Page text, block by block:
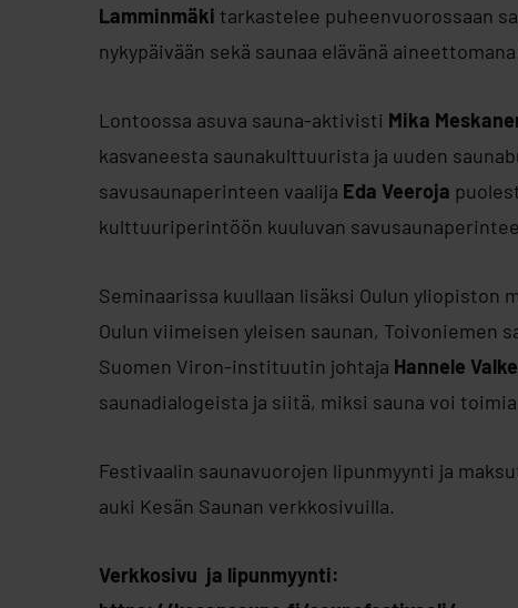
Lamminmäki tarkastelee puheenvuorossaan
nykypäivään sekä saunaa elävänä
Lontoossa asuva sauna-aktivisti Mika
kasvaneesta saunakulttuurista ja uuden
savusaunaperinteen vaalija Eda Veeroja
kulttuuriperintöön kuuluvan
Seminaarissa kuullaan lisäksi Oulun
Oulun viimeisen yleisen saunan, Toivoniemen
Suomen Viron-instituutin johtaja Hannele
saunadialogeista ja siitä, miksi sauna voi
Festivaalin saunavuorojen lipunmyynti ja
auki Kesän Saunan verkkosivuilla.
Verkkosivu ja lipunmyynti: